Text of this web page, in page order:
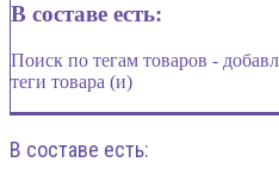
В составе есть:
Поиск по тегам товаров -
теги товара (и)
В составе есть: